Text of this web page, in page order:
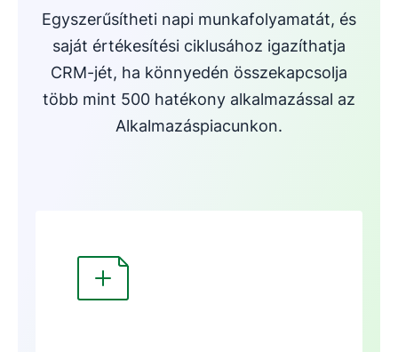
Egyszerűsítheti napi munkafolyamatát, és
saját értékesítési ciklusához igazíthatja
CRM-jét, ha könnyedén összekapcsolja
több mint 500 hatékony alkalmazással az
Alkalmazáspiacunkon.
Új ablakban nyílik meg